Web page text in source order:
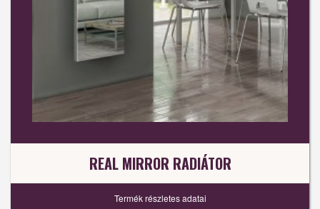
REAL MIRROR RADIÁTOR
Termék részletes adatai